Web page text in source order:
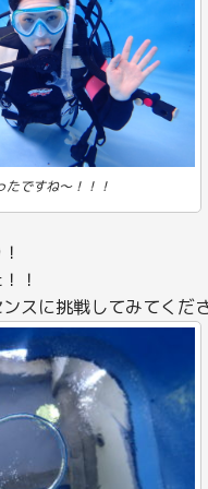
たですね～！！！
！
スに挑戦してみてくだ